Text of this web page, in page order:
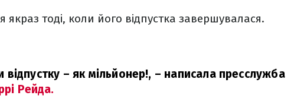
тоді, коли його відпустка завершувалася.
відпустку – як мільйонер!, – написала пресслужба
Рейда.